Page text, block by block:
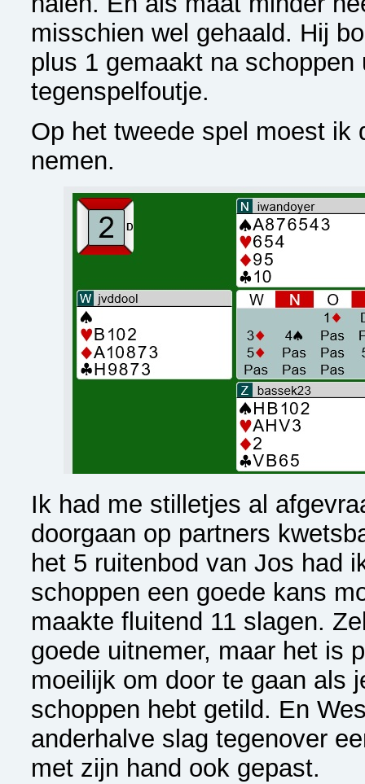
misschien wel gehaald. Hij
plus 1 gemaakt na schoppen
tegenspelfoutje.
Op het tweede spel moest ik
nemen.
Ik had me stilletjes al
doorgaan op partners
het 5 ruitenbod van Jos had
schoppen een goede kans
maakte fluitend 11 slagen.
goede uitnemer, maar het is
moeilijk om door te gaan als
schoppen hebt getild. En
anderhalve slag tegenover
met zijn hand ook gepast.